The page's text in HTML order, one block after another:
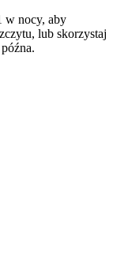
w nocy, aby
lub skorzystaj